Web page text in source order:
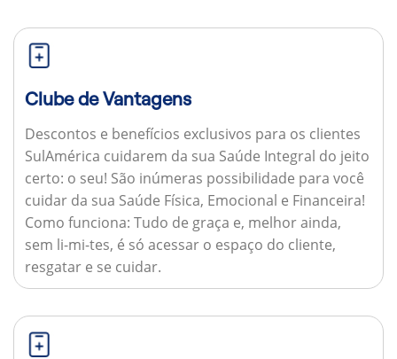
Clube de Vantagens
Descontos e benefícios exclusivos para os clientes
SulAmérica cuidarem da sua Saúde Integral do jeito
certo: o seu! São inúmeras possibilidade para você
cuidar da sua Saúde Física, Emocional e Financeira!
Como funciona: Tudo de graça e, melhor ainda,
sem li-mi-tes, é só acessar o espaço do cliente,
resgatar e se cuidar.